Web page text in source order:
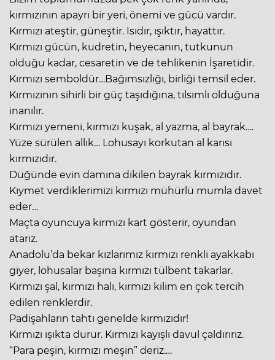
kırmızının apayrı bir yeri, önemi ve gücü vardır.
Kırmızı ateştir, güneştir. Isıdır, ışıktır, hayattır.
Kırmızı gücün, kudretin, heyecanın, tutkunun
olduğu kadar, cesaretin ve de tehlikenin İşaretidir.
Kırmızı semboldür…Bağımsızlığı, birliği temsil eder.
Kırmızının sihirli bir güç taşıdığına, tılsımlı olduğuna
inanılır.
Kırmızı yemeni, kırmızı kuşak, al yazma, al bayrak….
Yüze sürülen allık… Lohusayı korkutan al karısı
kırmızıdır.
Düğünde evin damına dikilen bayrak kırmızıdır.
Kıymet verdiklerimizi kırmızı mühürlü mumla davet
eder…
Maçta oyuncuya kırmızı kart gösterir, oyundan
atarız.
Anadolu’da bekar kızlarımız kırmızı renkli ayakkabı
giyer, lohusalar başına kırmızı tülbent takarlar.
Kırmızı şal, kırmızı halı, kırmızı kilim en çok tercih
edilen renklerdir.
Padişahların tahtı genelde kırmızıdır!
Kırmızı ışıkta durur. Kırmızı kayışlı davul çaldırırız.
“Para peşin, kırmızı meşin” deriz.…